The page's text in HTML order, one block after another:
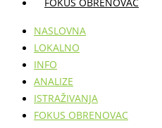
NASLOVNA
LOKALNO
INFO
ANALIZE
ISTRAŽIVANJA
FOKUS OBRENOVAC